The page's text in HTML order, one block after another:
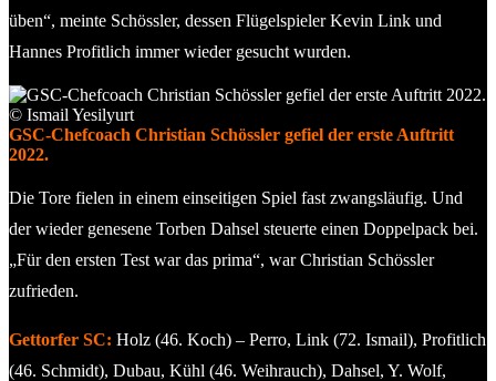
üben“, meinte Schössler, dessen Flügelspieler Kevin Link und
Hannes Profitlich immer wieder gesucht wurden.
GSC-Chefcoach Christian Schössler gefiel der erste Auftritt
2022.
Die Tore fielen in einem einseitigen Spiel fast zwangsläufig. Und
der wieder genesene Torben Dahsel steuerte einen Doppelpack bei.
„Für den ersten Test war das prima“, war Christian Schössler
zufrieden.
Gettorfer SC: Holz (46. Koch) – Perro, Link (72. Ismail), Profitlich
(46. Schmidt), Dubau, Kühl (46. Weihrauch), Dahsel, Y. Wolf,